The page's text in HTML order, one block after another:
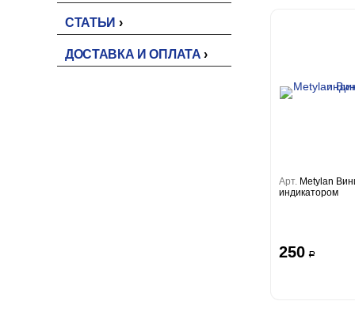
СТАТЬИ
ДОСТАВКА И ОПЛАТА
Арт. Metylan
индикатором
250 a